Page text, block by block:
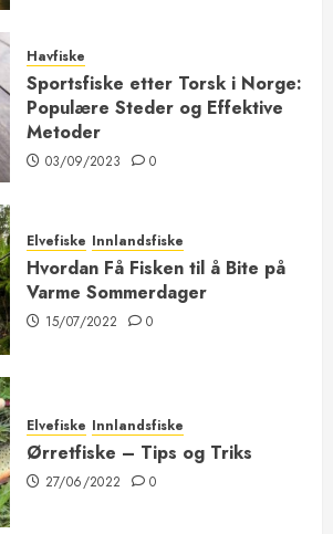
Havfiske
Sportsfiske etter Torsk i Norge:
Populære Steder og Effektive
Metoder
03/09/2023 0
Elvefiske Innlandsfiske
Hvordan Få Fisken til å Bite på
Varme Sommerdager
15/07/2022 0
Elvefiske Innlandsfiske
Ørretfiske – Tips og Triks
27/06/2022 0